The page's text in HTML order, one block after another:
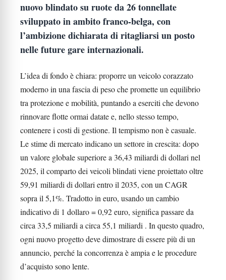
nuovo blindato su ruote da 26 tonnellate
sviluppato in ambito franco-belga, con
l’ambizione dichiarata di ritagliarsi un posto
nelle future gare internazionali.
L’idea di fondo è chiara: proporre un veicolo corazzato
moderno in una fascia di peso che promette un equilibrio
tra protezione e mobilità, puntando a eserciti che devono
rinnovare flotte ormai datate e, nello stesso tempo,
contenere i costi di gestione. Il tempismo non è casuale.
Le stime di mercato indicano un settore in crescita: dopo
un valore globale superiore a 36,43 miliardi di dollari nel
2025, il comparto dei veicoli blindati viene proiettato oltre
59,91 miliardi di dollari entro il 2035, con un CAGR
sopra il 5,1%. Tradotto in euro, usando un cambio
indicativo di 1 dollaro = 0,92 euro, significa passare da
circa 33,5 miliardi a circa 55,1 miliardi . In questo quadro,
ogni nuovo progetto deve dimostrare di essere più di un
annuncio, perché la concorrenza è ampia e le procedure
d’acquisto sono lente.